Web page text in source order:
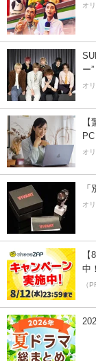
オ
ー”
オ
PC
オ
オ
中！
（